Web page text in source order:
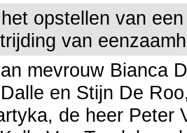
opstellen van
van
mevrouw Bianca
en Stijn De
de heer Peter